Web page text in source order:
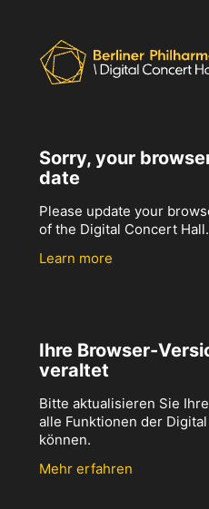
Sorry, your
date
Please update your
of the Digital Concert Hall.
Learn more
Ihre Browser-
veraltet
Bitte aktualisieren Sie
alle Funktionen der
können.
Mehr erfahren